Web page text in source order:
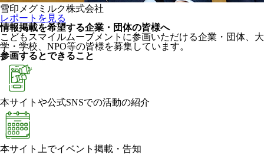
雪印メグミルク株式会社
レポートを見る
情報掲載を希望する企業・団体の皆様へ
こどもスマイルムーブメントに参画いただける企業・団体、大
学・学校、NPO等の皆様を募集しています。
参画するとできること
本サイトや公式SNSでの活動の紹介
本サイト上でイベント掲載・告知